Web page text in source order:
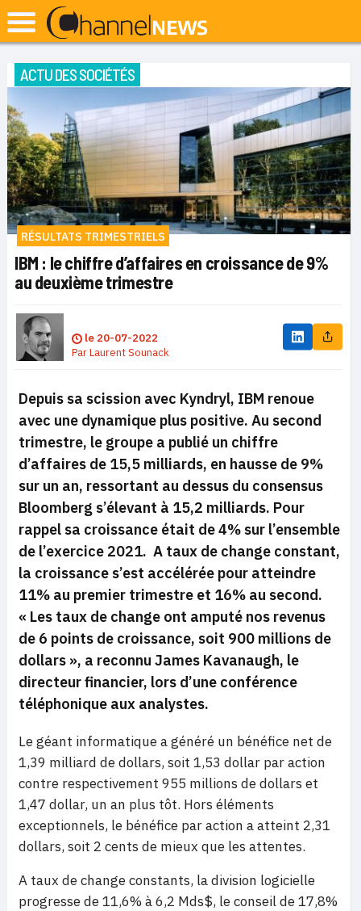
ACTU DES SOCIÉTÉS
RÉSULTATS TRIMESTRIELS
IBM : le chiffre d’affaires en croissance de 9%
au deuxième trimestre
le 20-07-2022
ParLaurent Sounack
Depuis sa scission avec Kyndryl, IBM renoue
avec une dynamique plus positive. Au second
trimestre, le groupe a publié un chiffre
d’affaires de 15,5 milliards, en hausse de 9%
sur un an, ressortant au dessus du consensus
Bloomberg s’élevant à 15,2 milliards. Pour
rappel sa croissance était de 4% sur l’ensemble
de l’exercice 2021. A taux de change constant,
la croissance s’est accélérée pour atteindre
11% au premier trimestre et 16% au second.
« Les taux de change ont amputé nos revenus
de 6 points de croissance, soit 900 millions de
dollars », a reconnu James Kavanaugh, le
directeur financier, lors d’une conférence
téléphonique aux analystes.
Le géant informatique a généré un bénéfice net de
1,39 milliard de dollars, soit 1,53 dollar par action
contre respectivement 955 millions de dollars et
1,47 dollar, un an plus tôt. Hors éléments
exceptionnels, le bénéfice par action a atteint 2,31
dollars, soit 2 cents de mieux que les attentes.
A taux de change constants, la division logicielle
progresse de 11,6% à 6,2 Mds$, le conseil de 17,8%